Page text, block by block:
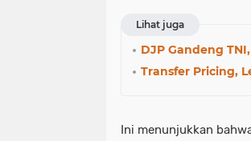
Lihat juga
DJP Gandeng
Transfer Pricing,
Ini menunjukkan